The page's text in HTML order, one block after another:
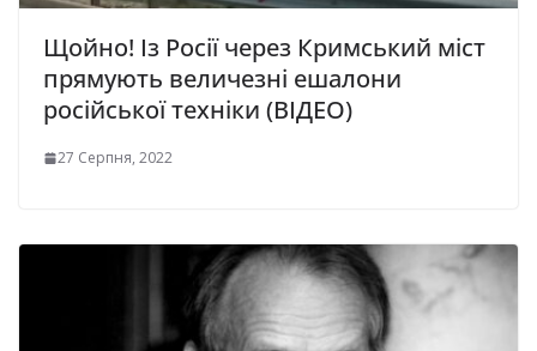
Щойно! Із Росії через Кримський міст
прямують величезні ешалони
російської техніки (ВІДЕО)
27 Серпня, 2022